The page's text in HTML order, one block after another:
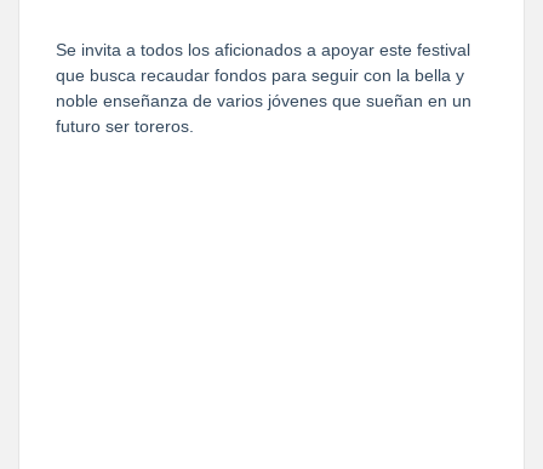
Se invita a todos los aficionados a apoyar este festival
que busca recaudar fondos para seguir con la bella y
noble enseñanza de varios jóvenes que sueñan en un
futuro ser toreros.